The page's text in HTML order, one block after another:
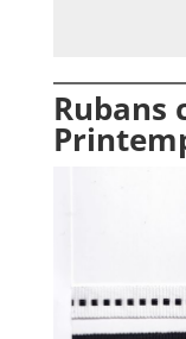
Rubans